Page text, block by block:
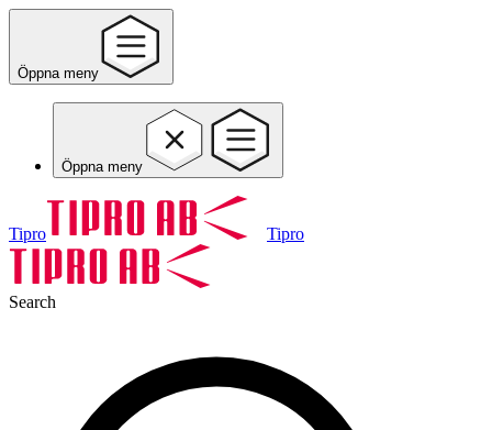
Öppna meny
Öppna meny
Tipro Tipro
Search